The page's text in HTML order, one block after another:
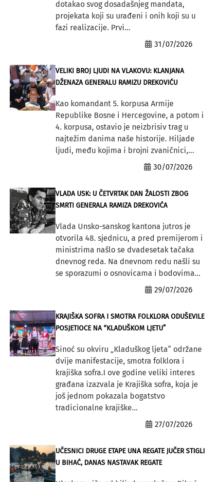
dotakao svog dosadašnjeg mandata,
projekata koji su urađeni i onih koji su u
fazi realizacije. Prvi...
31/07/2026
VELIKI BROJ LJUDI NA VLAKOVU: KLANJANA
DŽENAZA GENERALU RAMIZU DREKOVIĆU
Kao komandant 5. korpusa Armije
Republike Bosne i Hercegovine, a potom i
4. korpusa, ostavio je neizbrisiv trag u
najtežim danima naše historije. Hiljade
ljudi, među kojima i brojni zvaničnici,...
30/07/2026
VLADA USK: U ČETVRTAK DAN ŽALOSTI ZBOG
SMRTI GENERALA RAMIZA DREKOVIĆA
Vlada Unsko-sanskog kantona jutros je
otvorila 48. sjednicu, a pred premijerom i
ministrima našlo se dvadesetak tačaka
dnevnog reda. Na dnevnom redu našli su
se sporazumi o osnovicama i bodovima...
29/07/2026
KRAJIŠKA SOFRA I SMOTRA FOLKLORA ODUŠEVILE
POSJETIOCE NA “KLADUŠKOM LJETU”
Sinoć su okviru „Kladuškog ljeta“ održane
dvije manifestacije, smotra folklora i
krajiška sofra.I ove godine veliki interes
građana izazvala je Krajiška sofra, koja je
još jednom pokazala bogatstvo
tradicionalne krajiške...
27/07/2026
UČESNICI DRUGE ETAPE UNA REGATE JUČER STIGLI
U BIHAĆ, DANAS NASTAVAK REGATE